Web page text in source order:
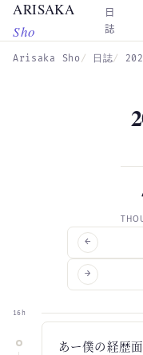
Skip to main content
ARISAKA
Sho
日
誌
Arisaka Sho 日誌
←
→
16h
あー僕の経歴